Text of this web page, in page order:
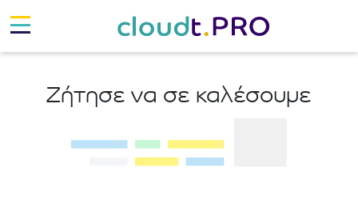
Ζήτησε να σε καλέσουμε